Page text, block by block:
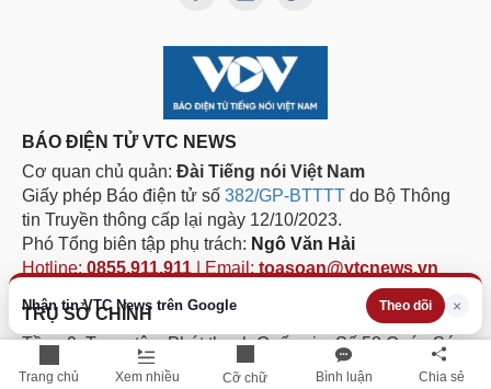
Trang chủ Xem nhiều Cỡ chữ Bình luận Chia sẻ
Nhận tin VTC News trên Google Theo dõi ×
BÁO ĐIỆN TỬ VTC NEWS
Cơ quan chủ quản: Đài Tiếng nói Việt Nam
Giấy phép Báo điện tử số 382/GP-BTTTT do Bộ Thông
tin Truyền thông cấp lại ngày 12/10/2023.
Phó Tổng biên tập phụ trách: Ngô Văn Hải
Hotline: 0855.911.911 | Email: toasoan@vtcnews.vn
TRỤ SỞ CHÍNH
Tầng 9, Trung tâm Phát thanh Quốc gia, Số 58 Quán Sứ,
phường Cửa Nam, thành phố Hà Nội